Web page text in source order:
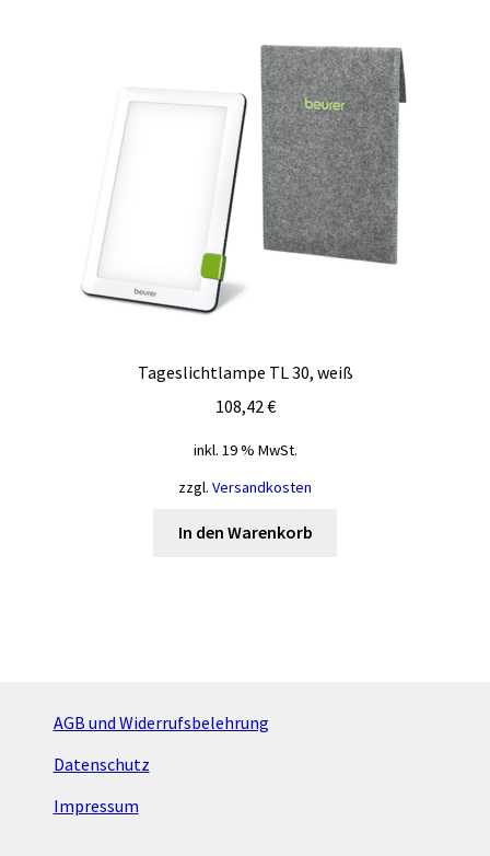
Tageslichtlampe TL 30, weiß
108,42€
inkl. 19 % MwSt.
zzgl. Versandkosten
In den Warenkorb
AGB und Widerrufsbelehrung
Datenschutz
Impressum